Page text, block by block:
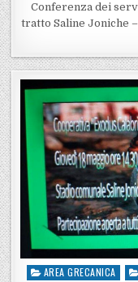
Conferenza dei
tratto Saline Joniche
Posted in
AREA GRECANICA